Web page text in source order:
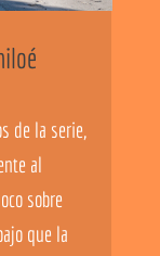
de la serie,
al
sobre
que la